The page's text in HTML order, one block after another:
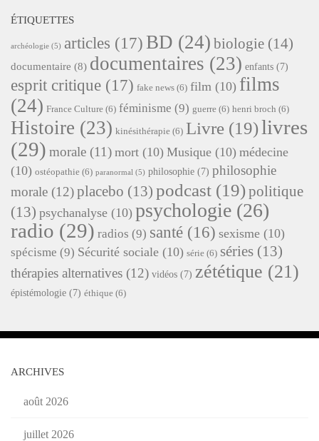
ÉTIQUETTES
archéologie (5) articles (17) BD (24) biologie (14)
documentaire (8) documentaires (23) enfants (7)
esprit critique (17) fake news (6) film (10) films
(24) France Culture (6) féminisme (9) guerre (6) henri broch (6)
Histoire (23) kinésithérapie (6) Livre (19)livres
(29) morale (11) mort (10) Musique (10) médecine
(10) ostéopathie (6) paranormal (5) philosophie (7) philosophie
morale (12)placebo (13) podcast (19)politique
(13) psychanalyse (10) psychologie (26)
radio (29) radios (9) santé (16) sexisme (10)
spécisme (9) Sécurité sociale (10) série (6) séries (13)
thérapies alternatives (12) vidéos (7) zététique (21)
épistémologie (7) éthique (6)
ARCHIVES
août 2026
juillet 2026